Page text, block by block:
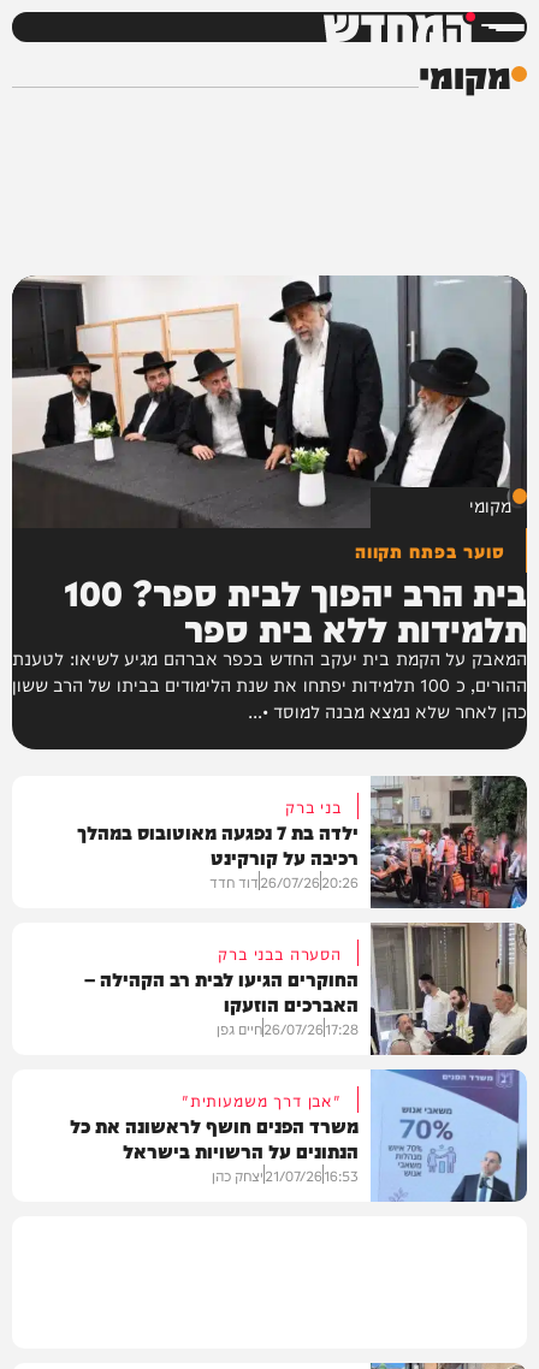
המחדש
מקומי
מקומי
סוער בפתח תקווה
בית הרב יהפוך לבית ספר? 100
תלמידות ללא בית ספר
המאבק על הקמת בית יעקב החדש בכפר אברהם מגיע לשיאו: לטענת
ההורים, כ 100 תלמידות יפתחו את שנת הלימודים בביתו של הרב ששון
כהן לאחר שלא נמצא מבנה למוסד •...
מקומי
בני ברק
ילדה בת 7 נפגעה מאוטובוס במהלך
רכיבה על קורקינט
20:26
26/07/26דוד חדד
מקומי
הסערה בבני ברק
החוקרים הגיעו לבית רב הקהילה –
האברכים הוזעקו
17:28
26/07/26חיים גפן
"אבן דרך משמעותית"
משרד הפנים חושף לראשונה את כל
הנתונים על הרשויות בישראל
16:53
21/07/26יצחק כהן